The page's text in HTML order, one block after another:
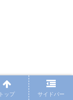
トップ サイドバー